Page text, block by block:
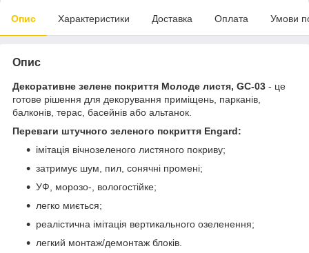
Опис Характеристики Доставка Оплата Умови
Опис
Декоративне зелене покриття Молоде листя, GC-03 - це
готове рішення для декорування приміщень, парканів,
балконів, терас, басейнів або альтанок.
Переваги штучного зеленого покриття Engard:
імітація вічнозеленого листяного покриву;
затримує шум, пил, сонячні промені;
УФ, морозо-, вологостійке;
легко миється;
реалістична імітація вертикального озеленення;
легкий монтаж/демонтаж блоків.